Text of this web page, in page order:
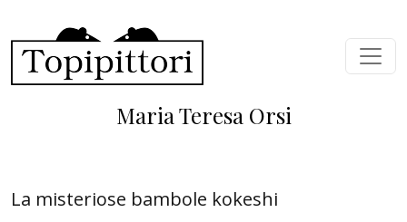
Maria Teresa Orsi
La misteriose bambole kokeshi